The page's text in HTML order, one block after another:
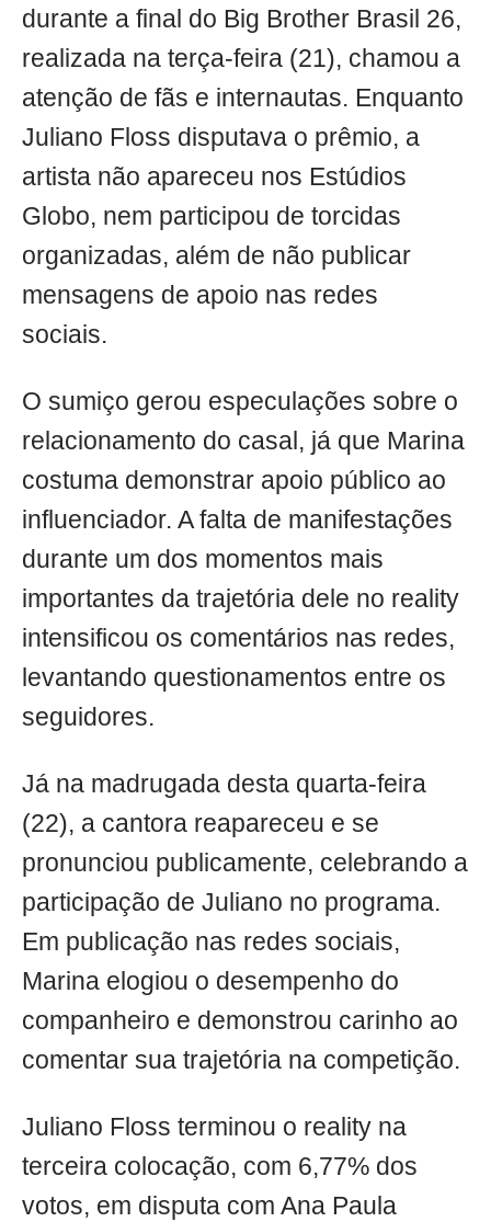
durante a final do Big Brother Brasil 26,
realizada na terça-feira (21), chamou a
atenção de fãs e internautas. Enquanto
Juliano Floss disputava o prêmio, a
artista não apareceu nos Estúdios
Globo, nem participou de torcidas
organizadas, além de não publicar
mensagens de apoio nas redes
sociais.
O sumiço gerou especulações sobre o
relacionamento do casal, já que Marina
costuma demonstrar apoio público ao
influenciador. A falta de manifestações
durante um dos momentos mais
importantes da trajetória dele no reality
intensificou os comentários nas redes,
levantando questionamentos entre os
seguidores.
Já na madrugada desta quarta-feira
(22), a cantora reapareceu e se
pronunciou publicamente, celebrando a
participação de Juliano no programa.
Em publicação nas redes sociais,
Marina elogiou o desempenho do
companheiro e demonstrou carinho ao
comentar sua trajetória na competição.
Juliano Floss terminou o reality na
terceira colocação, com 6,77% dos
votos, em disputa com Ana Paula